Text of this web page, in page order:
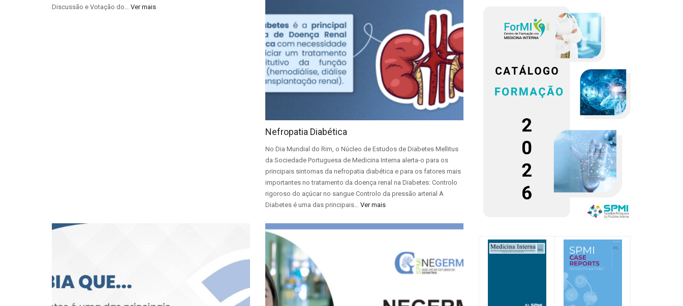
Discussão e Votação do… Ver mais
Nefropatia Diabética
No Dia Mundial do Rim, o Núcleo de Estudos de Diabetes Mellitus
da Sociedade Portuguesa de Medicina Interna alerta-o para os
principais sintomas da nefropatia diabética e para os fatores mais
importantes no tratamento da doença renal na Diabetes: Controlo
rigoroso do açúcar no sangue Controlo da pressão arterial A
Diabetes é uma das principais…Ver mais